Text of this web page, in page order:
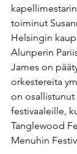
toiminut
Helsingin
Alunperin
James on
orkestereita
on
festivaaleille,
Tanglewood
Menuhin